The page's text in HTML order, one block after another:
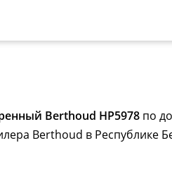
Berthoud HP5978 по
Berthoud в Республике